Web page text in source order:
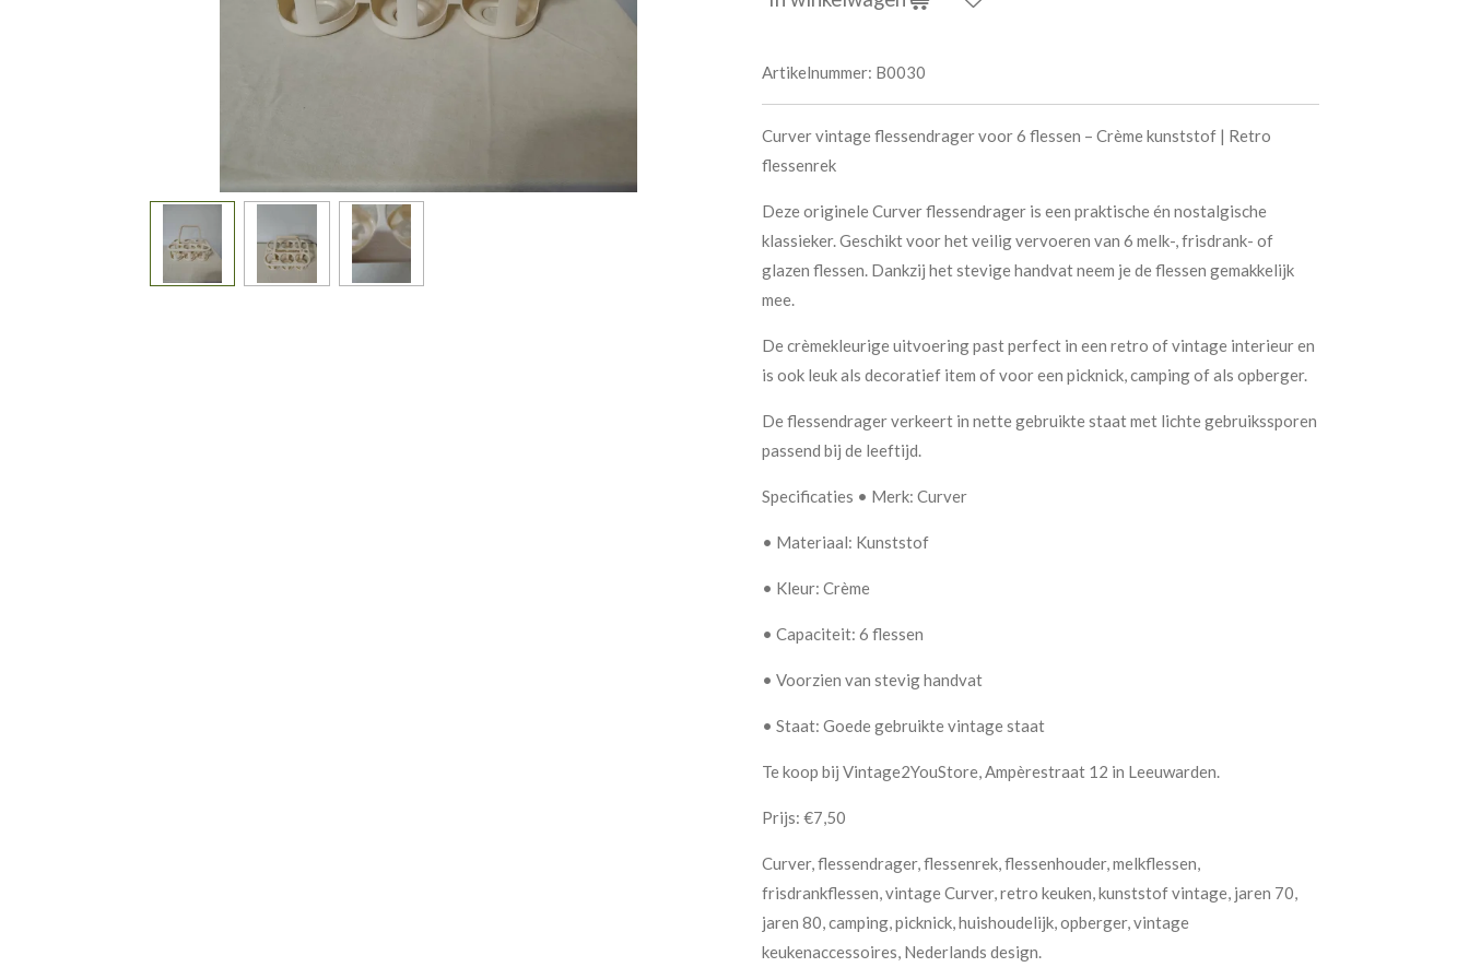
Artikelnummer: B0030
Curver vintage flessendrager voor 6 flessen – Crème kunststof | Retro
flessenrek
Deze originele Curver flessendrager is een praktische én nostalgische
klassieker. Geschikt voor het veilig vervoeren van 6 melk-, frisdrank- of
glazen flessen. Dankzij het stevige handvat neem je de flessen gemakkelijk
mee.
De crèmekleurige uitvoering past perfect in een retro of vintage interieur en
is ook leuk als decoratief item of voor een picknick, camping of als opberger.
De flessendrager verkeert in nette gebruikte staat met lichte gebruikssporen
passend bij de leeftijd.
Specificaties • Merk: Curver
• Materiaal: Kunststof
• Kleur: Crème
• Capaciteit: 6 flessen
• Voorzien van stevig handvat
• Staat: Goede gebruikte vintage staat
Te koop bij Vintage2YouStore, Ampèrestraat 12 in Leeuwarden.
Prijs: €7,50
Curver, flessendrager, flessenrek, flessenhouder, melkflessen,
frisdrankflessen, vintage Curver, retro keuken, kunststof vintage, jaren 70,
jaren 80, camping, picknick, huishoudelijk, opberger, vintage
keukenaccessoires, Nederlands design.